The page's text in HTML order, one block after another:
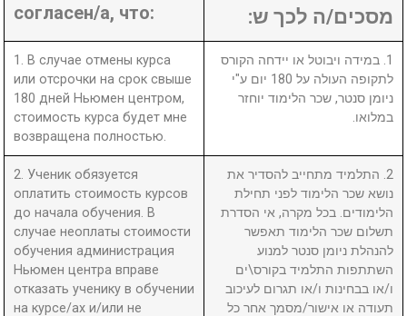
согласен/а, что:
מסכים/ה לכך ש:
1. В случае отмены курса
или отсрочки на срок свыше
180 дней Ньюмен центром,
стоимость курса будет мне
возвращена полностью.
1. במידה ויבוטל או יידחה הקורס
לתקופה העולה על 180 יום ע"י
ניומן סנטר, שכר הלימוד יוחזר
במלואו.
2. Ученик обязуется
оплатить стоимость курсов
до начала обучения. В
случае неоплаты стоимости
обучения администрация
Ньюмен центра вправе
отказать ученику в обучении
на курсе/ах и/или не
2. התלמיד מתחייב להסדיר את
נושא שכר הלימוד לפני תחילת
הלימודים. בכל מקרה, אי הסדרת
תשלום שכר הלימוד תאפשר
להנהלת ניומן סנטר למנוע
השתתפות התלמיד בקורס\ים
ו/או בבחינות ו/או תגרום לעיכוב
תעודה או אישור/מסמך אחר כל